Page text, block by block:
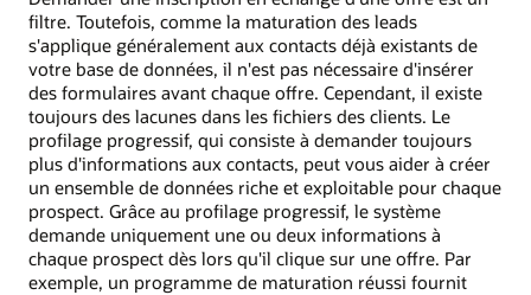
filtre. Toutefois, comme la maturation des leads
s'applique généralement aux contacts déjà existants de
votre base de données, il n'est pas nécessaire d'insérer
des formulaires avant chaque offre. Cependant, il existe
toujours des lacunes dans les fichiers des clients. Le
profilage progressif, qui consiste à demander toujours
plus d'informations aux contacts, peut vous aider à créer
un ensemble de données riche et exploitable pour chaque
prospect. Grâce au profilage progressif, le système
demande uniquement une ou deux informations à
chaque prospect dès lors qu'il clique sur une offre. Par
exemple, un programme de maturation réussi fournit